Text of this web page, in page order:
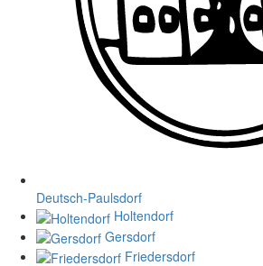
Deutsch-Paulsdorf
Holtendorf
Gersdorf
Friedersdorf